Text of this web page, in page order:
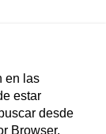
en las
estar
desde
Browser.